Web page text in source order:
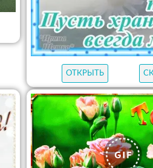
ОТКРЫТЬ